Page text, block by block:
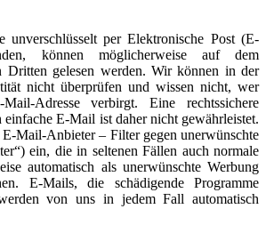
unverschlüsselt per Elektronische Post (E-
können möglicherweise auf dem
Dritten gelesen werden. Wir können in der
nicht überprüfen und wissen nicht, wer
Adresse verbirgt. Eine rechtssichere
E-Mail ist daher nicht gewährleistet.
Mail-Anbieter – Filter gegen unerwünschte
ein, die in seltenen Fällen auch normale
automatisch als unerwünschte Werbung
E-Mails, die schädigende Programme
von uns in jedem Fall automatisch